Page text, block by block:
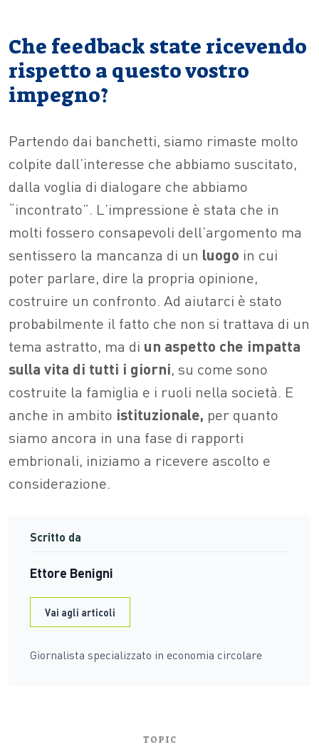
Che feedback state ricevendo
rispetto a questo vostro
impegno?
Partendo dai banchetti, siamo rimaste molto
colpite dall’interesse che abbiamo suscitato,
dalla voglia di dialogare che abbiamo
“incontrato”. L’impressione è stata che in
molti fossero consapevoli dell’argomento ma
sentissero la mancanza di un luogo in cui
poter parlare, dire la propria opinione,
costruire un confronto. Ad aiutarci è stato
probabilmente il fatto che non si trattava di un
tema astratto, ma di un aspetto che impatta
sulla vita di tutti i giorni, su come sono
costruite la famiglia e i ruoli nella società. E
anche in ambito istituzionale, per quanto
siamo ancora in una fase di rapporti
embrionali, iniziamo a ricevere ascolto e
considerazione.
Scritto da
Ettore Benigni
Vai agli articoli
Giornalista specializzato in economia circolare
TOPIC